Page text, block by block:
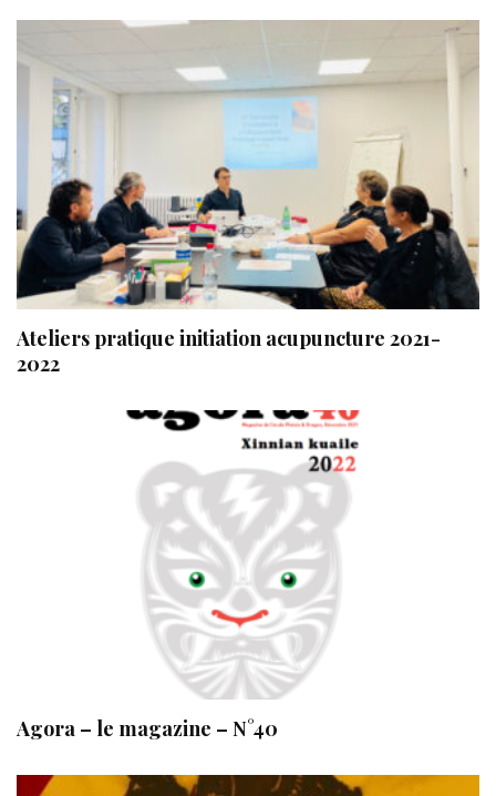
Ateliers pratique initiation acupuncture 2021-
2022
Agora – le magazine – N°40